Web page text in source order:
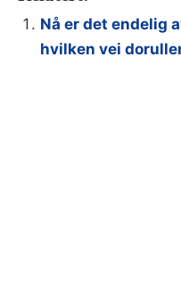
Nå er det endelig
hvilken vei